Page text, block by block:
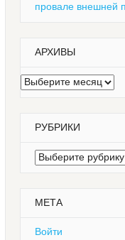
провале внешней
АРХИВЫ
Архивы
РУБРИКИ
Рубрики
МЕТА
Войти